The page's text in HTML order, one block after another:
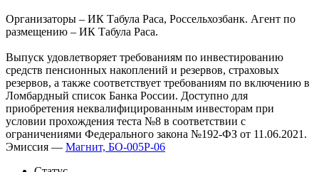
Организаторы – ИК Табула Раса, Россельхозбанк. Агент по
размещению – ИК Табула Раса.
Выпуск удовлетворяет требованиям по инвестированию
средств пенсионных накоплений и резервов, страховых
резервов, а также соответствует требованиям по включению в
Ломбардный список Банка России. Доступно для
приобретения неквалифицированным инвесторам при
условии прохождения теста №8 в соответствии с
ограничениями Федерального закона №192-ФЗ от 11.06.2021.
Эмиссия — Магнит, БО-005Р-06